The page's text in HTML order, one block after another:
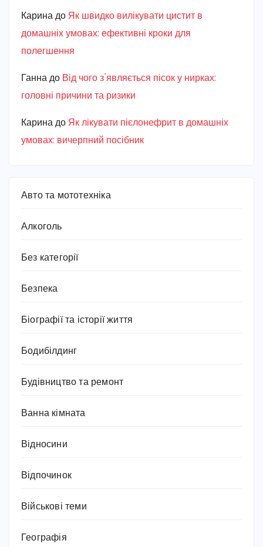
Карина до Як швидко вилікувати цистит в
домашніх умовах: ефективні кроки для
полегшення
Ганна до Від чого з’являється пісок у нирках:
головні причини та ризики
Карина до Як лікувати пієлонефрит в домашніх
умовах: вичерпний посібник
Авто та мототехніка
Алкоголь
Без категорії
Безпека
Біографії та історії життя
Бодибілдинг
Будівництво та ремонт
Ванна кімната
Відносини
Відпочинок
Військові теми
Географія